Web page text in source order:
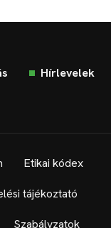
Hírlevelek
Etikai kódex
tájékoztató
Szabályzatok